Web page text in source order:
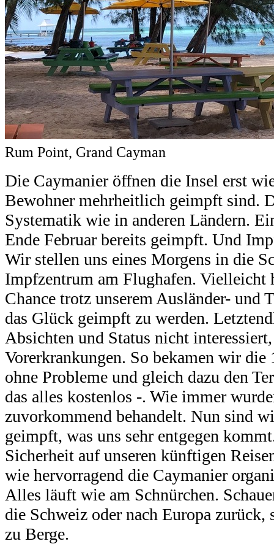
Rum Point, Grand Cayman
Die Caymanier öffnen die Insel erst
Bewohner mehrheitlich geimpft sind.
Systematik wie in anderen Ländern.
Ende Februar bereits geimpft. Und
Wir stellen uns eines Morgens in die
Impfzentrum am Flughafen. Vielleicht
Chance trotz unserem Ausländer- und
das Glück geimpft zu werden.
Absichten und Status nicht
Vorerkrankungen. So bekamen wir
ohne Probleme und gleich dazu den
das alles kostenlos -. Wie immer
zuvorkommend behandelt. Nun sind
geimpft, was uns sehr entgegen
Sicherheit auf unseren künftigen
wie hervorragend die Caymanier
Alles läuft wie am Schnürchen.
die Schweiz oder nach Europa zurück,
zu Berge.